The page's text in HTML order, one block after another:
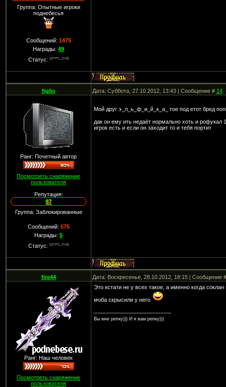
Группа: Опытные игроки
поднебесья
Сообщений: 1475
Награды: 49
Статус:
figlio Дата: Суббота, 27.10.2012, 13:43 | Сообщение #14
Ранг: Почетный автор
Посмотреть снаряжение
пользователя
Репутация:
87
Группа: Заблокированные
Сообщений: 575
Награды: 5
Статус:
Мой друг э_л_ь_ф_и_й_к_а_ тое под етот бред
дак он ему ить недаёт нормально хоть и рофукал
игрок есть и если он заходит то и тебя портит
fire44 Дата: Воскресенье, 28.10.2012, 18:15 | Сообщение
Ранг: Наш человек
Посмотреть снаряжение
пользователя
Это кстати не у всех такое, а именно когда
моба скрысили у него
Вы мне репку))) И я вам репку)))